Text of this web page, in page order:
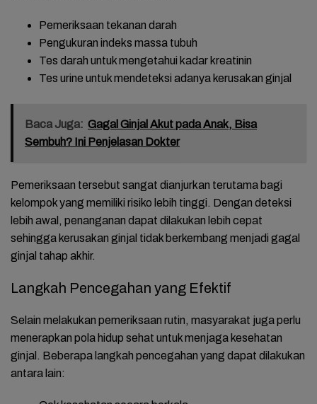
Pemeriksaan tekanan darah
Pengukuran indeks massa tubuh
Tes darah untuk mengetahui kadar kreatinin
Tes urine untuk mendeteksi adanya kerusakan ginjal
Baca Juga: Gagal Ginjal Akut pada Anak, Bisa
Sembuh? Ini Penjelasan Dokter
Pemeriksaan tersebut sangat dianjurkan terutama bagi
kelompok yang memiliki risiko lebih tinggi. Dengan deteksi
lebih awal, penanganan dapat dilakukan lebih cepat
sehingga kerusakan ginjal tidak berkembang menjadi gagal
ginjal tahap akhir.
Langkah Pencegahan yang Efektif
Selain melakukan pemeriksaan rutin, masyarakat juga perlu
menerapkan pola hidup sehat untuk menjaga kesehatan
ginjal. Beberapa langkah pencegahan yang dapat dilakukan
antara lain: